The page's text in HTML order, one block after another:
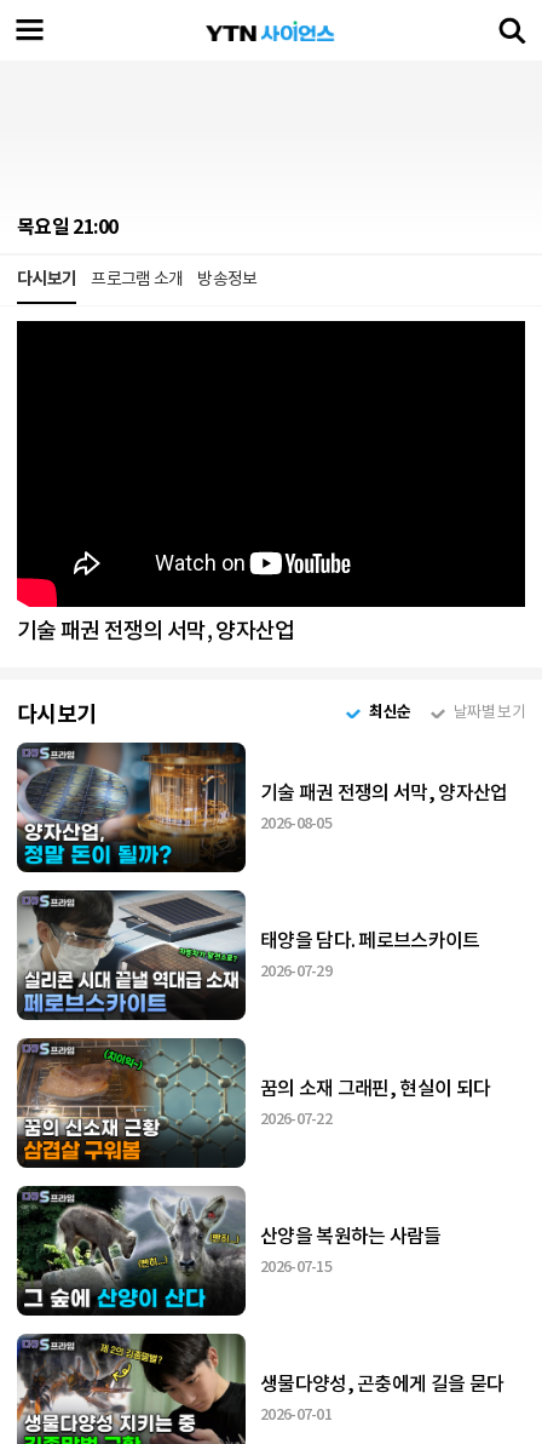
목요일 21:00
다시보기 프로그램 소개 방송정보
기술 패권 전쟁의 서막, 양자산업
다시보기 최신순 날짜별 보기
기술 패권 전쟁의 서막, 양자산업
2026-08-05
태양을 담다. 페로브스카이트
2026-07-29
꿈의 소재 그래핀, 현실이 되다
2026-07-22
산양을 복원하는 사람들
2026-07-15
생물다양성, 곤충에게 길을 묻다
2026-07-01